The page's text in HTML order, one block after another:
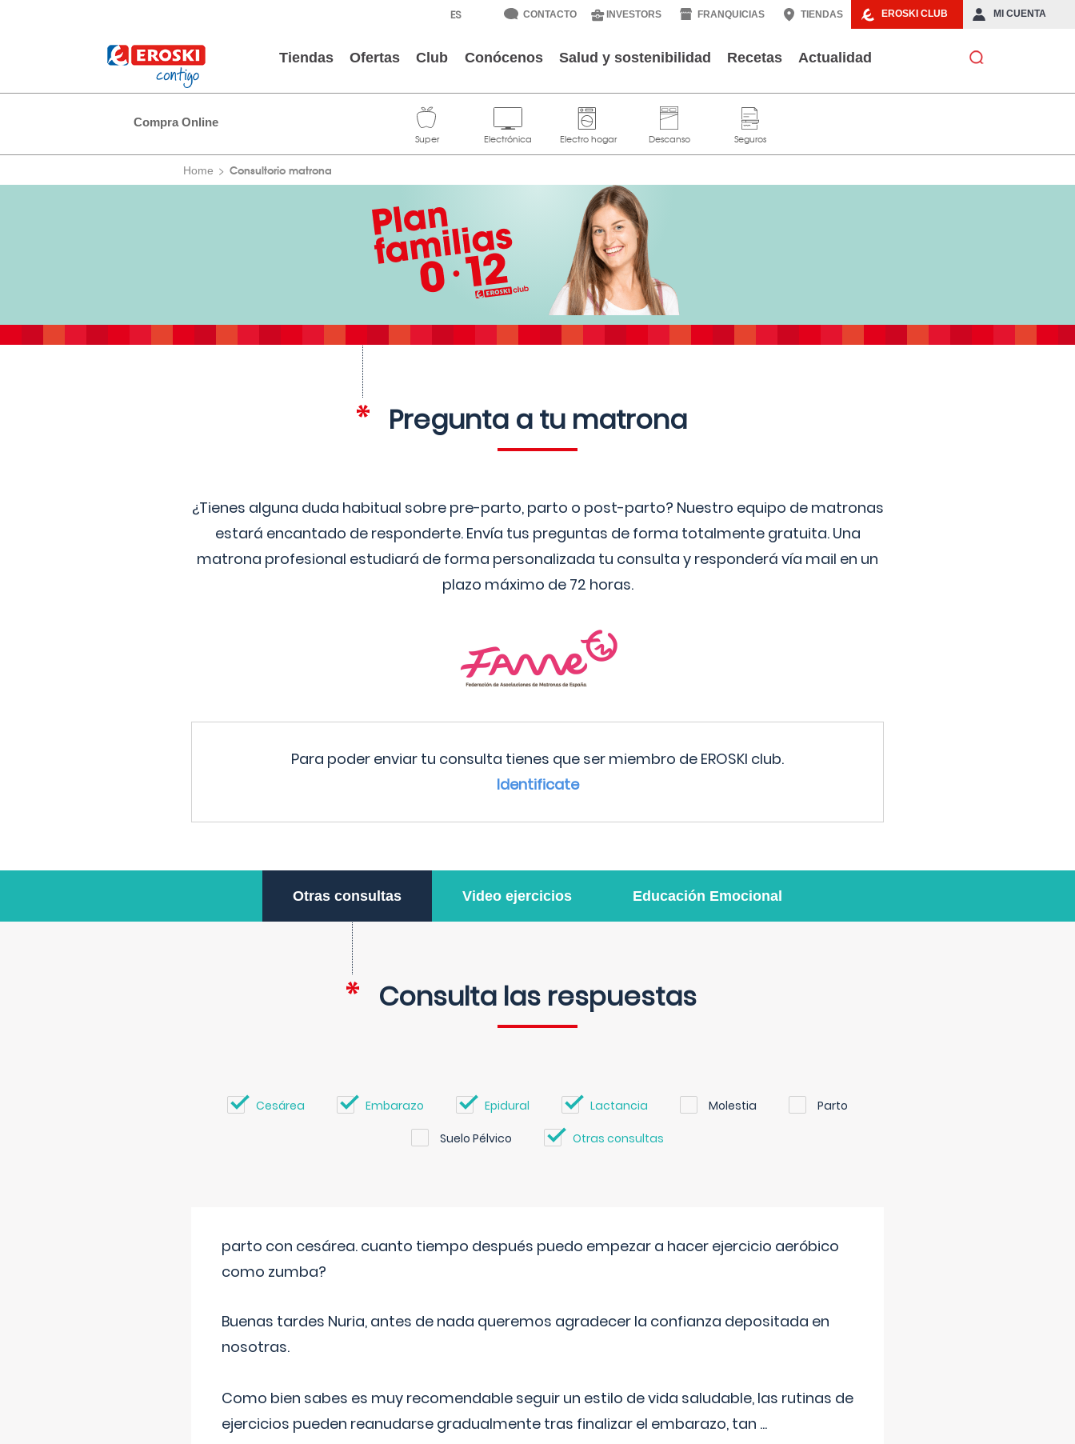
EROSKI CLUB MI CUENTA
CONTACTO INVESTORS FRANQUICIAS TIENDAS
Tiendas Ofertas Club Conócenos Salud y sostenibilidad Recetas Actualidad
Compra Online
Home Consultorio matrona
Pregunta a tu matrona
¿Tienes alguna duda habitual sobre pre-parto, parto o post-parto? Nuestro equipo de matronas
estará encantado de responderte. Envía tus preguntas de forma totalmente gratuita. Una
matrona profesional estudiará de forma personalizada tu consulta y responderá vía mail en un
plazo máximo de 72 horas.
Para poder enviar tu consulta tienes que ser miembro de EROSKI club.
Identificate
Otras consultas Video ejercicios Educación Emocional
Consulta las respuestas
Cesárea Embarazo Epidural Lactancia Molestia Parto
Suelo Pélvico Otras consultas
parto con cesárea. cuanto tiempo después puedo empezar a hacer ejercicio aeróbico
como zumba?
Buenas tardes Nuria, antes de nada queremos agradecer la confianza depositada en
nosotras.
Como bien sabes es muy recomendable seguir un estilo de vida saludable, las rutinas de
ejercicios pueden reanudarse gradualmente tras finalizar el embarazo, tan ...